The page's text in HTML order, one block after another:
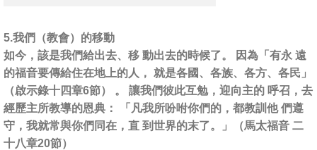
5.我們（教會）的移動
如今，該是我們給出去、移 動出去的時候了。 因為「有永 遠
的福音要傳給住在地上的人， 就是各國、各族、各方、各民」
（啟示錄十四章6節） 。 讓我們彼此互勉，迎向主的 呼召，去
經歷主所教導的恩典： 「凡我所吩咐你們的，都教訓他 們遵
守，我就常與你們同在，直 到世界的末了。」（馬太福音 二
十八章20節）